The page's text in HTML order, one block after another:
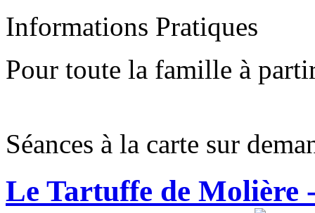
Informations Pratiques
Pour toute la famille à
Séances à la carte sur
Le Tartuffe de Molière